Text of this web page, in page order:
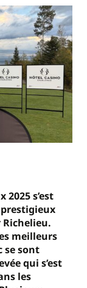
2025 s’est
meilleurs
se sont
qui s’est
les